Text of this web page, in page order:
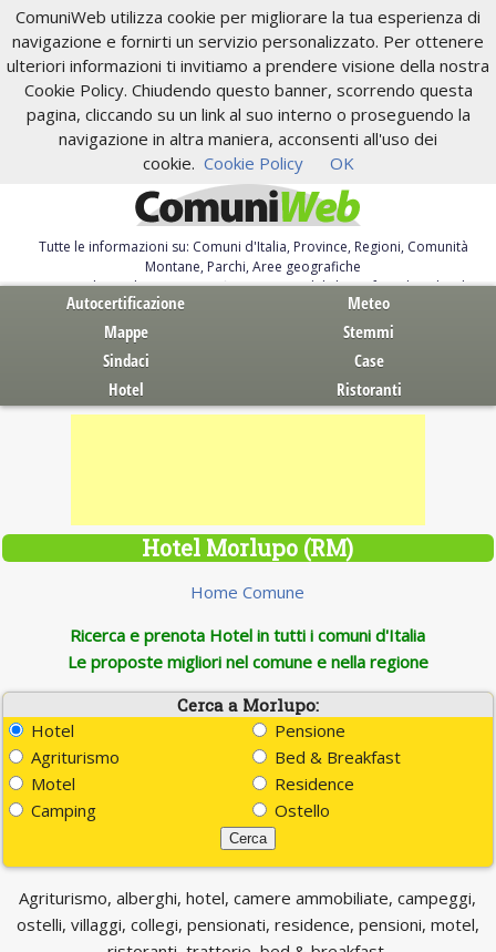
ComuniWeb utilizza cookie per migliorare la tua esperienza di
navigazione e fornirti un servizio personalizzato. Per ottenere
ulteriori informazioni ti invitiamo a prendere visione della nostra
Cookie Policy. Chiudendo questo banner, scorrendo questa
pagina, cliccando su un link al suo interno o proseguendo la
navigazione in altra maniera, acconsenti all'uso dei
cookie. Cookie Policy OK
Tutte le informazioni su: Comuni d'Italia, Province, Regioni, Comunità
Montane, Parchi, Aree geografiche
Servizi al Cittadino. Autocertificazione, moduli, leggi, free download
Autocertificazione
Meteo
Mappe
Stemmi
Sindaci
Case
Hotel
Ristoranti
Hotel Morlupo (RM)
Home Comune
Ricerca e prenota Hotel in tutti i comuni d'Italia
Le proposte migliori nel comune e nella regione
Cerca a Morlupo:
Hotel
Pensione
Agriturismo
Bed & Breakfast
Motel
Residence
Camping
Ostello
Agriturismo, alberghi, hotel, camere ammobiliate, campeggi,
ostelli, villaggi, collegi, pensionati, residence, pensioni, motel,